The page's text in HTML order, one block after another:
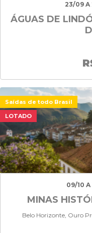
23/09 A
ÁGUAS DE
Saídas de todo Brasil
LOTADO
09/10
MINAS
Belo Horizonte, Ouro